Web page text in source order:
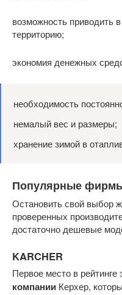
возможность приводить
территорию;
экономия денежных
необходимость
немалый вес и размеры;
хранение зимой в
Популярные
Остановить свой выбор
проверенных
достаточно дешевые
KARCHER
Первое место в
компании Керхер,